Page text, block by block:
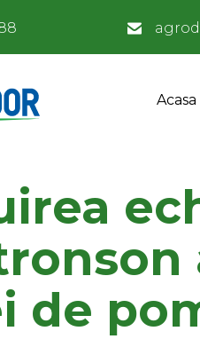
Acasa
de